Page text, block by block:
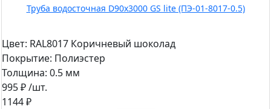
Труба водосточная D90х3000 GS lite (ПЭ-01-8017-0.5)
Цвет: RAL8017 Коричневый шоколад
Покрытие: Полиэстер
Толщина: 0.5 мм
995 ₽/шт.
1144 ₽